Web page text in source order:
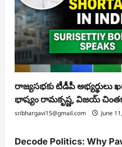
రాజ్యసభకు టీడీపీ అభ్యర్థులు
భాష్యం రామకృష్ణ, విజయ్
sribhargavi15@gmail.com June
Decode Politics: Why